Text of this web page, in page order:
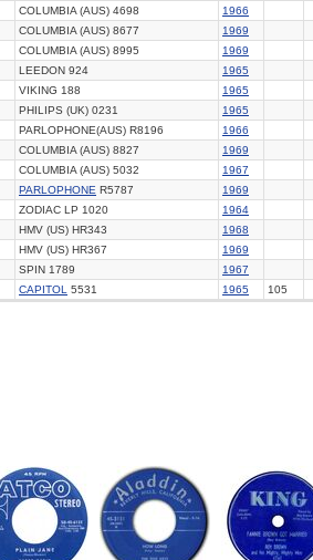
COLUMBIA (AUS) 4698
1966
COLUMBIA (AUS) 8677
1969
COLUMBIA (AUS) 8995
1969
LEEDON 924
1965
VIKING 188
1965
PHILIPS (UK) 0231
1965
PARLOPHONE(AUS) R8196
1966
COLUMBIA (AUS) 8827
1969
COLUMBIA (AUS) 5032
1967
PARLOPHONE R5787
1969
ZODIAC LP 1020
1964
HMV (US) HR343
1968
HMV (US) HR367
1969
SPIN 1789
1967
CAPITOL 5531 1965 105